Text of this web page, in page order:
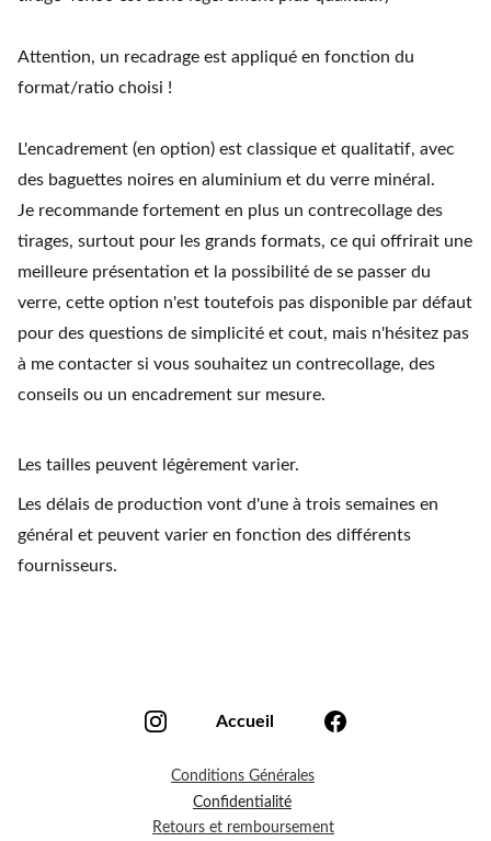
Attention, un recadrage est appliqué en fonction du
format/ratio choisi !
L'encadrement (en option) est classique et qualitatif, avec
des baguettes noires en aluminium et du verre minéral.
Je recommande fortement en plus un contrecollage des
tirages, surtout pour les grands formats, ce qui offrirait une
meilleure présentation et la possibilité de se passer du
verre, cette option n'est toutefois pas disponible par défaut
pour des questions de simplicité et cout, mais n'hésitez pas
à me contacter si vous souhaitez un contrecollage, des
conseils ou un encadrement sur mesure.
Les tailles peuvent légèrement varier.
Les délais de production vont d'une à trois semaines en
général et peuvent varier en fonction des différents
fournisseurs.
Accueil
Conditions Générales
Retours et remboursement
Confidentialité